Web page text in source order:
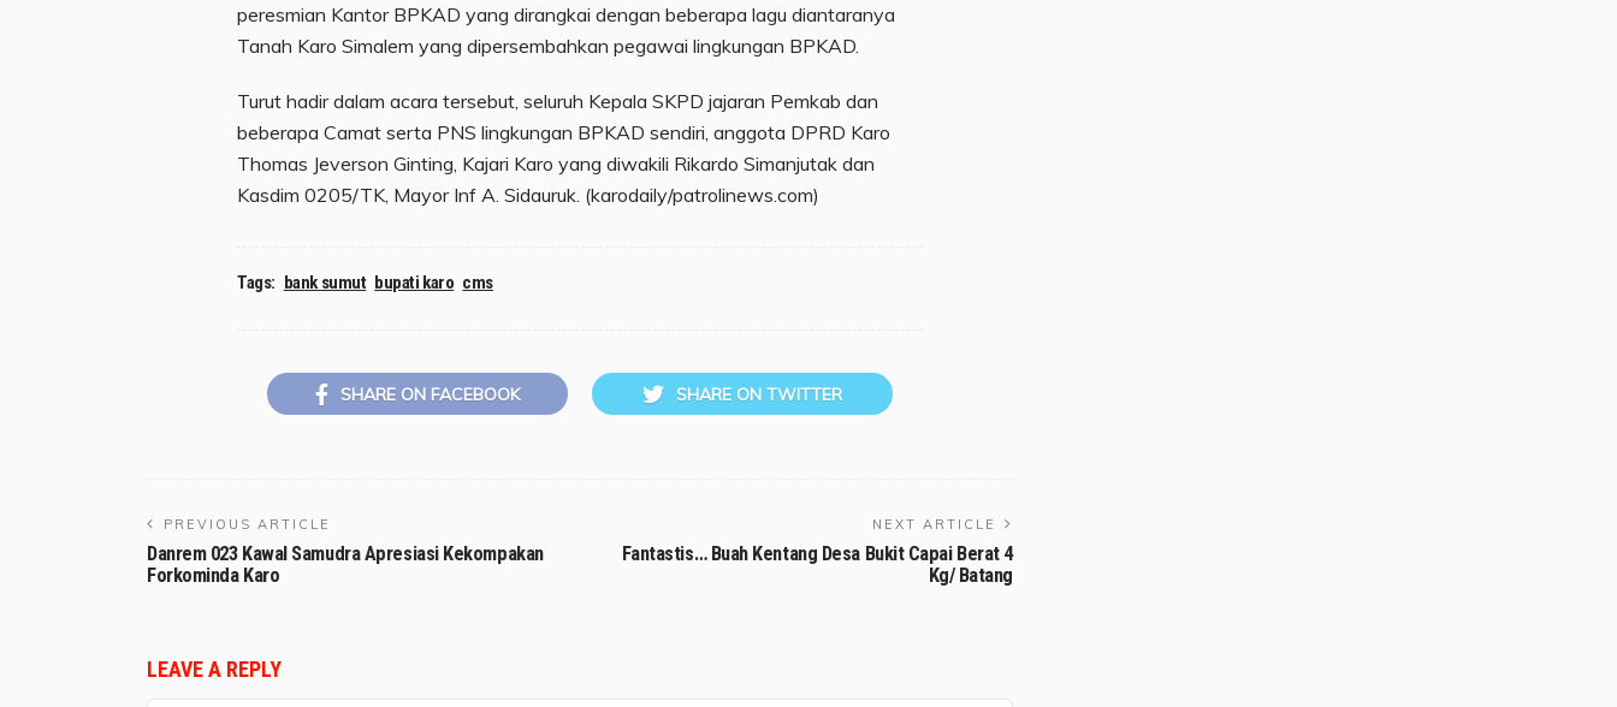
peresmian Kantor BPKAD yang dirangkai dengan beberapa lagu diantaranya
Tanah Karo Simalem yang dipersembahkan pegawai lingkungan BPKAD.
Turut hadir dalam acara tersebut, seluruh Kepala SKPD jajaran Pemkab dan
beberapa Camat serta PNS lingkungan BPKAD sendiri, anggota DPRD Karo
Thomas Jeverson Ginting, Kajari Karo yang diwakili Rikardo Simanjutak dan
Kasdim 0205/TK, Mayor Inf A. Sidauruk. (karodaily/patrolinews.com)
Tags: bank sumut bupati karo cms
SHARE ON FACEBOOK SHARE ON TWITTER
PREVIOUS ARTICLE
Danrem 023 Kawal Samudra Apresiasi Kekompakan
Forkominda Karo
NEXT ARTICLE
Fantastis… Buah Kentang Desa Bukit Capai Berat 4
Kg/ Batang
LEAVE A REPLY